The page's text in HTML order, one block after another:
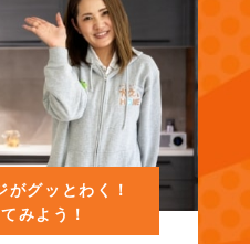
がグッとわく！
みよう！